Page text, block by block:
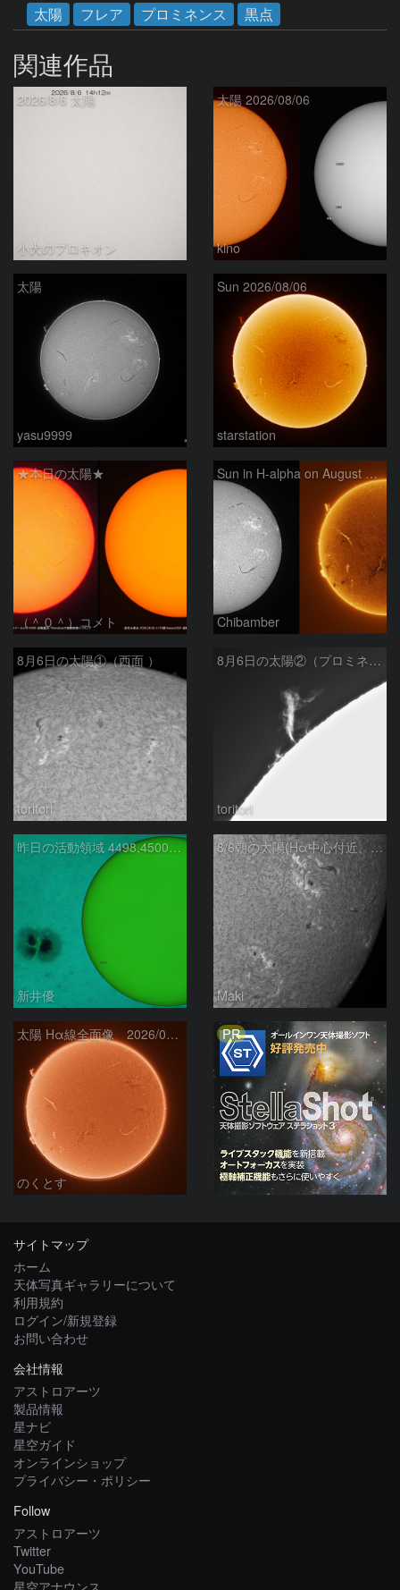
太陽
フレア プロミネンス 黒点
関連作品
2026/8/6 太陽
小犬のプロキオン
太陽 2026/08/06
kino
太陽
yasu9999
Sun 2026/08/06
starstation
★本日の太陽★
（＾０＾）コメト
Sun in H-alpha on August 6, 2026
Chibamber
8月6日の太陽①（西面 ）
toritori
8月6日の太陽②（プロミネン北東縁 ）
toritori
昨日の活動領域 4498,4500：2026/08/05
新井優
8/6朝の太陽(Hα中心付近、4498、4502付近)
Maki
太陽 Hα線全面像 2026/08/06
のくとす
PR
サイトマップ
ホーム
天体写真ギャラリーについて
利用規約
ログイン/新規登録
お問い合わせ
会社情報
アストロアーツ
製品情報
星ナビ
星空ガイド
オンラインショップ
プライバシー・ポリシー
Follow
アストロアーツ
Twitter
YouTube
星空アナウンス